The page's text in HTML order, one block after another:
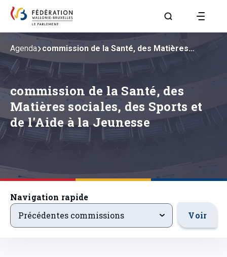
Aller à la page
commission de la Santé, des
Matières sociales, des Sports et
de l'Aide à la Jeunesse
Agenda commission de la Santé, des Matières…
Navigation rapide
precedentsevenements
Précédentes commissions Voir